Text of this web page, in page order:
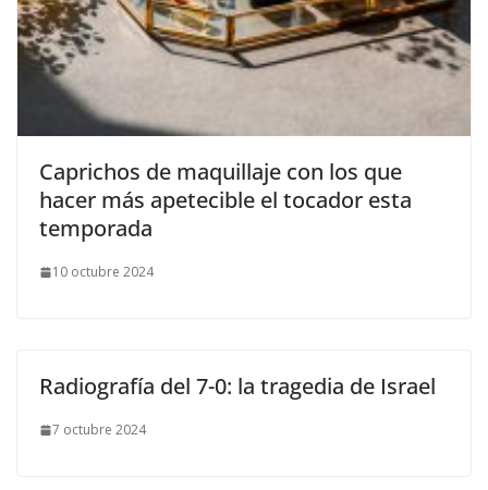
​Caprichos de maquillaje con los que
hacer más apetecible el tocador esta
temporada
10 octubre 2024
Radiografía del 7-0: la tragedia de Israel
7 octubre 2024